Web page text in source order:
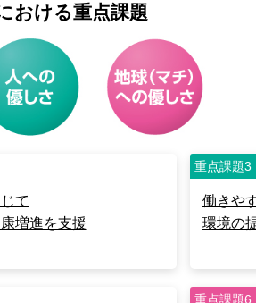
おける重点課題
て
増進を支援
重点課題3
働きや
環境の
重点課題6